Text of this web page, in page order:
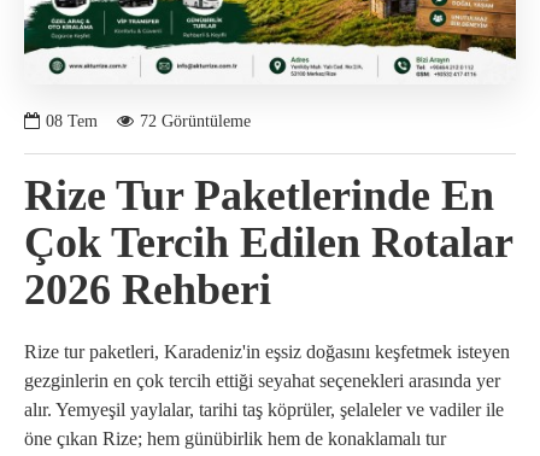
08 Tem 72 Görüntüleme
Rize Tur Paketlerinde En
Çok Tercih Edilen Rotalar
2026 Rehberi
Rize tur paketleri, Karadeniz'in eşsiz doğasını keşfetmek isteyen
gezginlerin en çok tercih ettiği seyahat seçenekleri arasında yer
alır. Yemyeşil yaylalar, tarihi taş köprüler, şelaleler ve vadiler ile
öne çıkan Rize; hem günübirlik hem de konaklamalı tur